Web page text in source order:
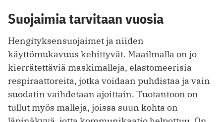
Suojaimia tarvitaan vuosia
Hengityksensuojaimet ja niiden
käyttömukavuus kehittyvät. Maailmalla on jo
kierrätettäviä maskimalleja, elastomeerisia
respiraattoreita, jotka voidaan puhdistaa ja vain
suodatin vaihdetaan ajoittain. Tuotantoon on
tullut myös malleja, joissa suun kohta on